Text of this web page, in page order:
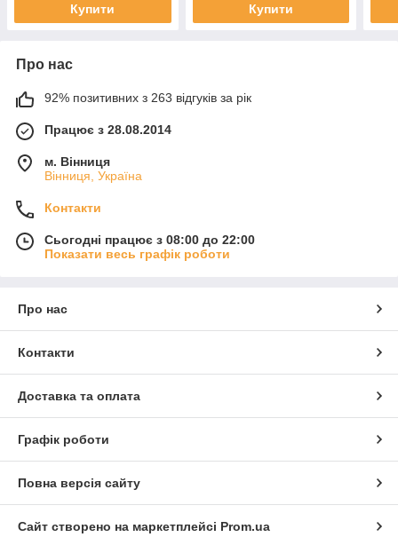
Купити Купити
Про нас
92% позитивних з 263 відгуків за рік
Працює з 28.08.2014
м. Вінниця
Вінниця, Україна
Контакти
Сьогодні працює з 08:00 до 22:00
Показати весь графік роботи
Про нас
Контакти
Доставка та оплата
Графік роботи
Повна версія сайту
Сайт створено на маркетплейсі Prom.ua